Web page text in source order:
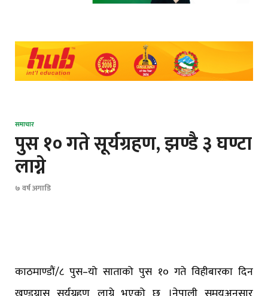
समाचार
पुस १० गते सूर्यग्रहण, झण्डै ३ घण्टा
लाग्ने
७ वर्ष अगाडि
काठमाण्डौं/८ पुस–यो साताको पुस १० गते विहीबारका दिन